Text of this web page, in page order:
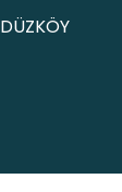
DÜZKÖY